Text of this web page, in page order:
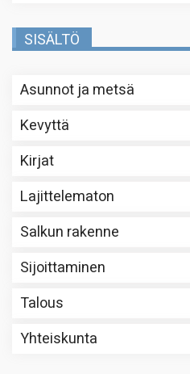
SISÄLTÖ
Asunnot ja metsä
Kevyttä
Kirjat
Lajittelematon
Salkun rakenne
Sijoittaminen
Talous
Yhteiskunta